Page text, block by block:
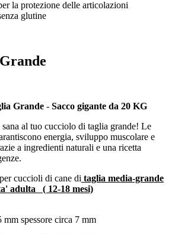
Grande - Sacco gigante da 20 KG
al tuo cucciolo di taglia grande! Le
energia, sviluppo muscolare e
a ingredienti naturali e una ricetta
cuccioli di cane di taglia media-grande
adulta ( 12-18 mesi)
spessore circa 7 mm